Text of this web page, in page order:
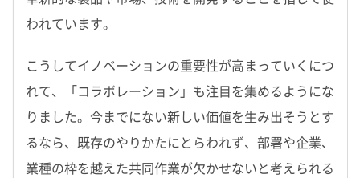
われています。
こうしてイノベーションの重要性が高まっていくにつ
れて、「コラボレーション」も注目を集めるようにな
りました。今までにない新しい価値を生み出そうとす
るなら、既存のやりかたにとらわれず、部署や企業、
業種の枠を越えた共同作業が欠かせないと考えられる